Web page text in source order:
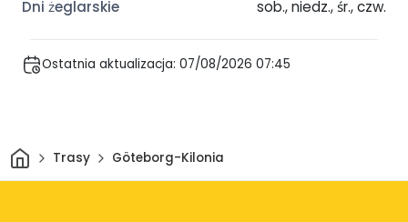
sob., niedz., śr., czw.
Ostatnia aktualizacja: 07/08/2026 07:45
DomTrasy Göteborg-Kilonia